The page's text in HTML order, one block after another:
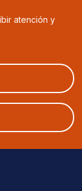
atención y